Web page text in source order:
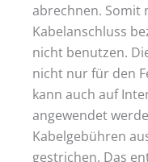
abrechnen. Somit
Kabelanschluss
nicht benutzen.
nicht nur für den
kann auch auf
angewendet
Kabelgebühren
gestrichen. Das